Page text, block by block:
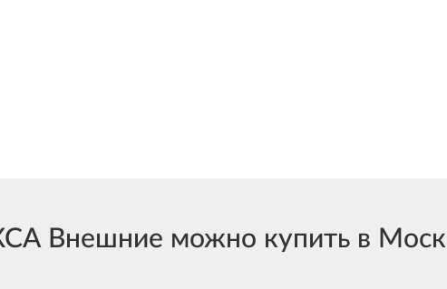
Внешние можно купить в